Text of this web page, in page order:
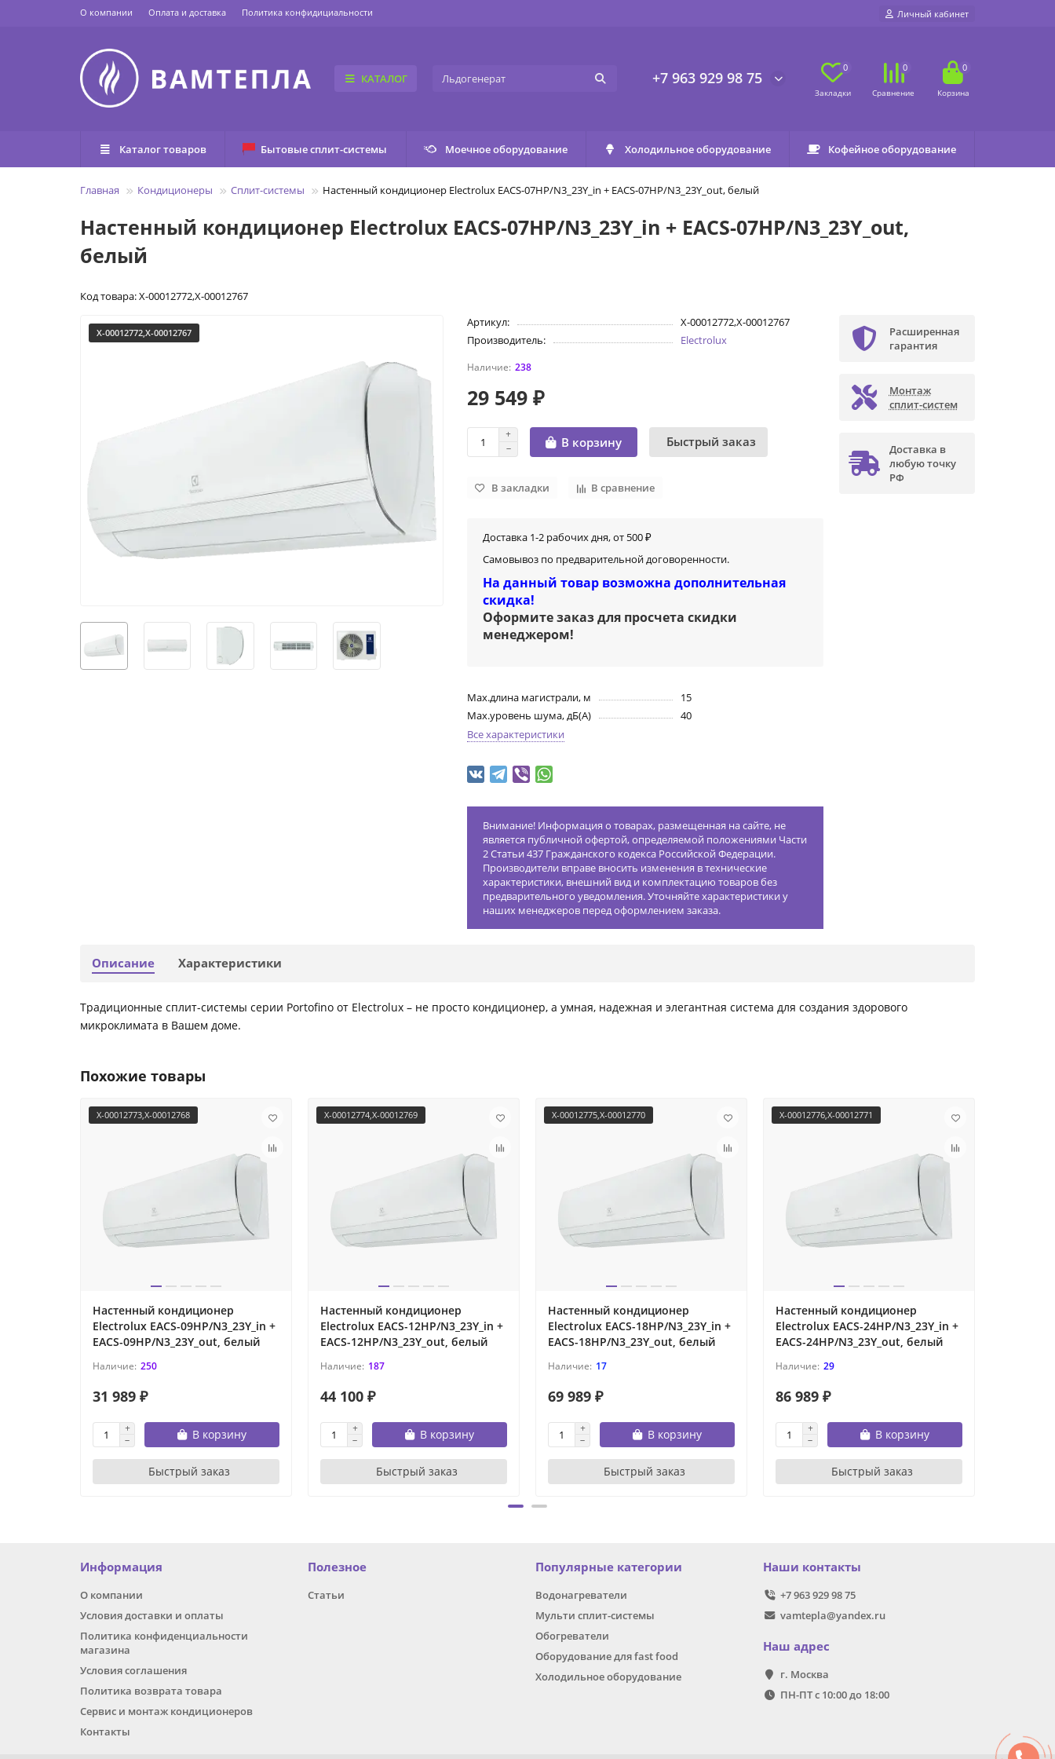
О компании Оплата и доставка Политика конфидициальности Личный кабинет
КАТАЛОГ +7 963 929 98 75
0 0 0
Каталог товаров Бытовые сплит-системы Моечное оборудование Холодильное оборудование Кофейное оборудование
Главная Кондиционеры Сплит-системы Настенный кондиционер Electrolux EACS-07HP/N3_23Y_in + EACS-07HP/N3_23Y_out, белый
Настенный кондиционер Electrolux EACS-07HP/N3_23Y_in + EACS-07HP/N3_23Y_out,
белый
Код товара: X-00012772,X-00012767
X-00012772,X-00012767
Артикул:
X-00012772,X-00012767
Производитель:
Electrolux
238
29 549 ₽
В корзину Быстрый заказ
В закладки В сравнение
Доставка 1-2 рабочих дня, от 500 ₽
Самовывоз по предварительной договоренности.
На данный товар возможна дополнительная
скидка!
Оформите заказ для просчета скидки
менеджером!
Max.длина магистрали, м
15
Max.уровень шума, дБ(А)
40
Все характеристики
Внимание! Информация о товарах, размещенная на сайте, не
является публичной офертой, определяемой положениями Части
2 Статьи 437 Гражданского кодекса Российской Федерации.
Производители вправе вносить изменения в технические
характеристики, внешний вид и комплектацию товаров без
предварительного уведомления. Уточняйте характеристики у
наших менеджеров перед оформлением заказа.
Расширенная
гарантия
Монтаж
сплит-систем
Доставка в
любую точку
РФ
Описание Характеристики
Традиционные сплит-системы серии Portofino от Electrolux – не просто кондиционер, а умная, надежная и элегантная система для создания здорового
микроклимата в Вашем доме.
Похожие товары
X-00012773,X-00012768
Настенный кондиционер
Electrolux EACS-09HP/N3_23Y_in +
EACS-09HP/N3_23Y_out, белый
250
31 989 ₽
В корзину
Быстрый заказ
X-00012774,X-00012769
Настенный кондиционер
Electrolux EACS-12HP/N3_23Y_in +
EACS-12HP/N3_23Y_out, белый
187
44 100 ₽
В корзину
Быстрый заказ
X-00012775,X-00012770
Настенный кондиционер
Electrolux EACS-18HP/N3_23Y_in +
EACS-18HP/N3_23Y_out, белый
17
69 989 ₽
В корзину
Быстрый заказ
X-00012776,X-00012771
Настенный кондиционер
Electrolux EACS-24HP/N3_23Y_in +
EACS-24HP/N3_23Y_out, белый
29
86 989 ₽
В корзину
Быстрый заказ
Информация
О компании
Условия доставки и оплаты
Политика конфиденциальности
магазина
Условия соглашения
Политика возврата товара
Сервис и монтаж кондиционеров
Контакты
Полезное
Статьи
Популярные категории
Водонагреватели
Мульти сплит-системы
Обогреватели
Оборудование для fast food
Холодильное оборудование
Наши контакты
+7 963 929 98 75
vamtepla@yandex.ru
Наш адрес
г. Москва
ПН-ПТ с 10:00 до 18:00